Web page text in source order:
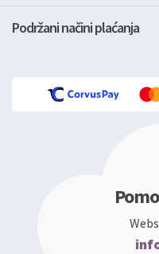
Podržani načini plaćanja